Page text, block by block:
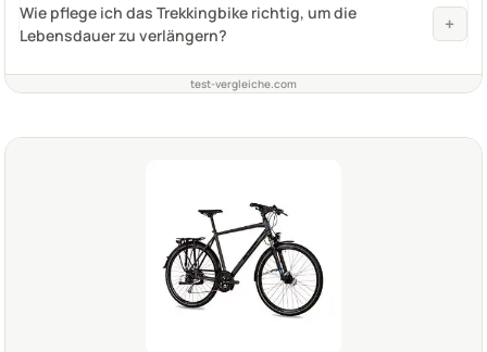
Wie pflege ich das Trekkingbike richtig, um die
Lebensdauer zu verlängern?
+
test-vergleiche.com